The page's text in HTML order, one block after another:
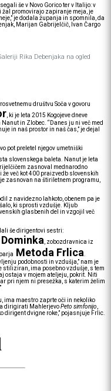
še v Novo Gorico ter v Italijo: v
žal promovirajo zapiranje meja, je
je dodala županja in spomnila, da
Marijan Gabrijelčič, Ivan Čargo
Rika Debenjaka na ogled
društvu Soča v govoru
, ki je leta 2015 Kogojeve dneve
in Zlobec. “Danes ju ni več med
in naš prostor in naš čas,” je dejal
pot preletel njegov umetniški
slovenskega baleta. Nanut je leta
zasnoval mednarodno
že več kot 400 praizvedb slovenskih
zasnovan na štiriletnem programu,
z navidezno lahkoto, obenem pa je
ki sprosti vzdušje. Kljub
glasbenih del in vzgojil več
še dirigentovi sestri:
Dominka , zobozdravnica iz
Metoda Frlica
podobnosti in vzdušja,” nam je
stiliziran, ima posebno vzdušje, s tem
ostaja v mojem ateljeju, pokrit. Niti
pri njem ni presežka, s katerim želim
ima maestro zaprte oči in nekoliko
dirigirati MahlerjevoPeto simfonijo
dirigent dvigne roke,” pojasnjuje Frlic.